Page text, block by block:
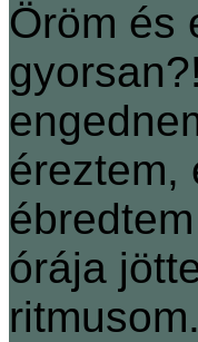
Öröm és
éreztem,
órája
ritmusom.